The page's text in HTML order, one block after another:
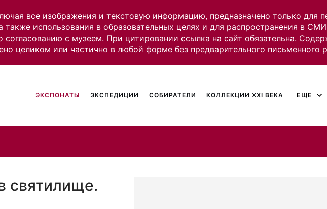
все изображения и текстовую информацию, предназначено только для
также использования в образовательных целях и для распространения в
согласованию с музеем. При цитировании ссылка на сайт обязательна.
целиком или частично в любой форме без предварительного письменного
ЭКСПОНАТЫ ЭКСПЕДИЦИИ СОБИРАТЕЛИ КОЛЛЕКЦИИ XXI ВЕКА ЕЩЕ
святилище.